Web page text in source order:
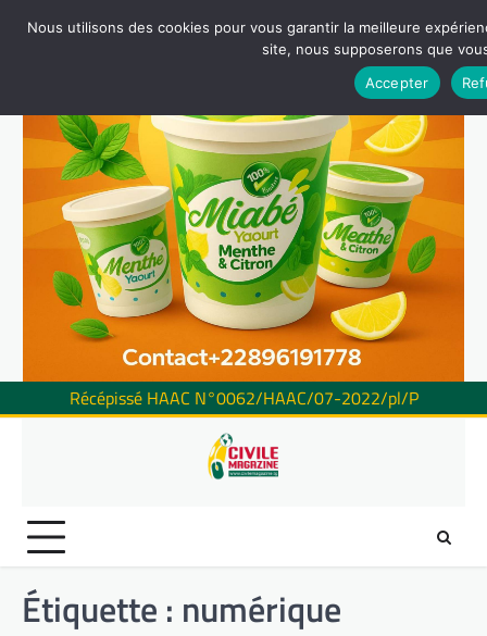
Récépissé HAAC N°0062/HAAC/07-2022/pl/P
Étiquette : numérique
Nous utilisons des cookies pour vous garantir la meilleure
site, nous supposerons que
Accepter